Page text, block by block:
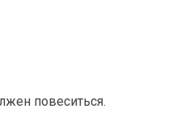
повеситься.